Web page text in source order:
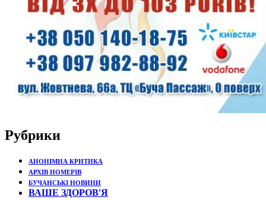
Рубрики
АНОНІМНА КРИТИКА
АРХІВ НОМЕРІВ
БУЧАНСЬКІ НОВИНИ
ВАШЕ ЗДОРОВ'Я